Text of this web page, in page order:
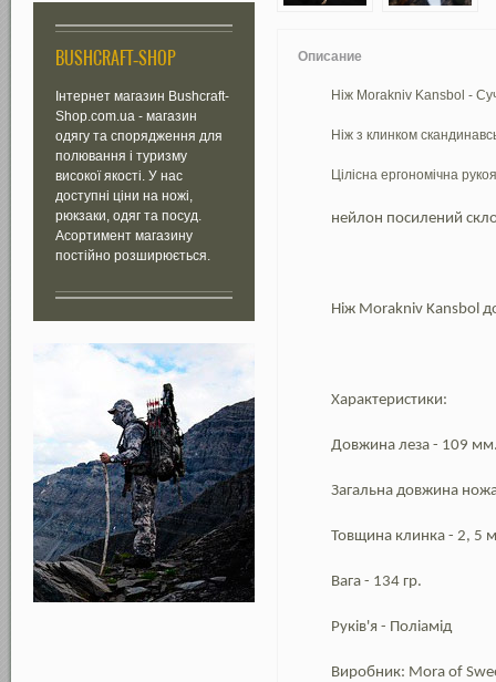
BUSHCRAFT-SHOP
Інтернет магазин Bushcraft-
Shop.com.ua - магазин
одягу та спорядження для
полювання і туризму
високої якості. У нас
доступні ціни на ножі,
рюкзаки, одяг та посуд.
Асортимент магазину
постійно розширюється.
Описание
Ніж Morakniv Kansbol -
Ніж з клинком
Цілісна ергономічна
нейлон посилений
Ніж Morakniv Kansbol
Характеристики:
Довжина леза - 109
Загальна довжина
Товщина клинка - 2, 5
Вага - 134 гр.
Руків'я - Поліамід
Виробник: Mora of